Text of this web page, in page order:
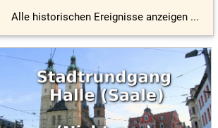
Alle historischen Ereignisse anzeigen ...